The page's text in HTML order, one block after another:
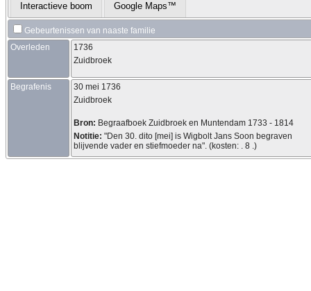
Interactieve boom Google Maps™
Gebeurtenissen van naaste familie
Overleden
1736
Zuidbroek
Begrafenis
30 mei 1736
Zuidbroek
Bron: Begraafboek Zuidbroek en Muntendam 1733 - 1814
Notitie: "Den 30. dito [mei] is Wigbolt Jans Soon begraven
blijvende vader en stiefmoeder na". (kosten: . 8 .)